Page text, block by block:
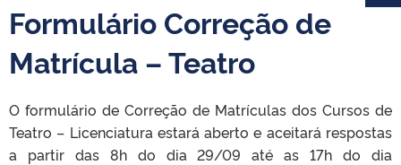
Formulário Correção de
Matrícula – Teatro
O formulário de Correção de Matrículas dos Cursos de
Teatro – Licenciatura estará aberto e aceitará respostas
a partir das 8h do dia 29/09 até as 17h do dia